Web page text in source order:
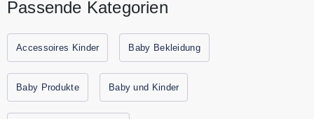
BAMBINO MIO eine Windel Revolution an, um die Welt ein
MIO kämpft für die Kleinsten, um die Sauerei, die sie
vielleicht in Zukunft beseitigen müssen, nicht noch größer zu
machen. Entdecke bei BAMBINO MIO preisgekrönte
Stoffwindeln zum fairen Preis. Alle aktuellen Gutscheine und
Rabattaktionen von BAMBINO MIO findest Du immer hier
Passende Kategorien
Accessoires Kinder Baby Bekleidung
Baby Produkte Baby und Kinder